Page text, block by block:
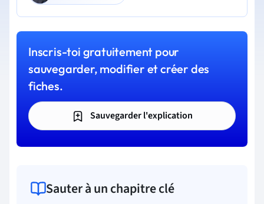
Inscris-toi gratuitement pour
sauvegarder, modifier et créer des
fiches.
Sauvegarder l'explication
Sauter à un chapitre clé